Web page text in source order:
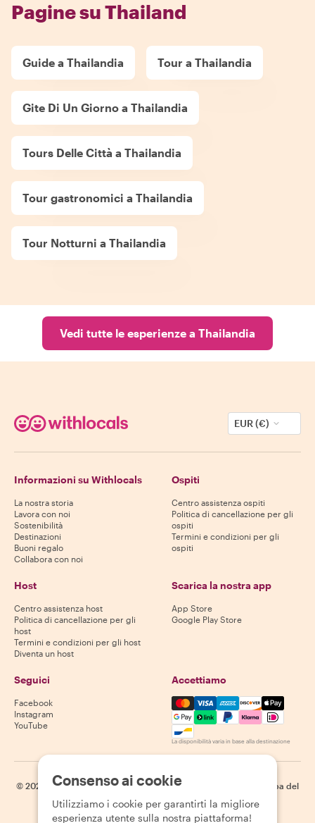
Pagine su Thailand
Guide a Thailandia Tour a Thailandia
Gite Di Un Giorno a Thailandia
Tours Delle Città a Thailandia
Tour gastronomici a Thailandia
Tour Notturni a Thailandia
Vedi tutte le esperienze a Thailandia
EUR (€)
Informazioni su Withlocals
La nostra storia
Lavora con noi
Sostenibilità
Destinazioni
Buoni regalo
Collabora con noi
Ospiti
Centro assistenza ospiti
Politica di cancellazione per gli
ospiti
Termini e condizioni per gli
ospiti
Host
Centro assistenza host
Politica di cancellazione per gli
host
Termini e condizioni per gli host
Diventa un host
Scarica la nostra app
App Store
Google Play Store
Seguici
Facebook
Instagram
YouTube
Accettiamo
Mastercard, Visa, Amex,
La disponibilità varia in base alla destinazione
© 2026 Withlocals.com | Informativa sulla privacy
Mappa del
Consenso ai cookie
Utilizziamo i cookie per garantirti la migliore
esperienza utente sulla nostra piattaforma!